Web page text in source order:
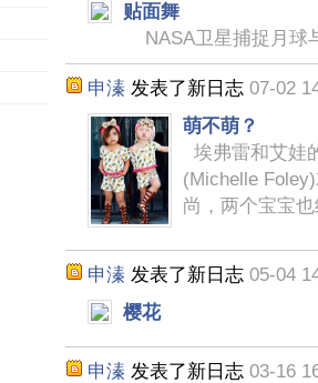
贴面舞
NASA卫星捕捉月球
申溱 发表了新日志 07-02
萌不萌？
埃弗雷和艾娃
(Michelle
尚，两个宝宝
申溱 发表了新日志 05-04
樱花
申溱 发表了新日志 03-16